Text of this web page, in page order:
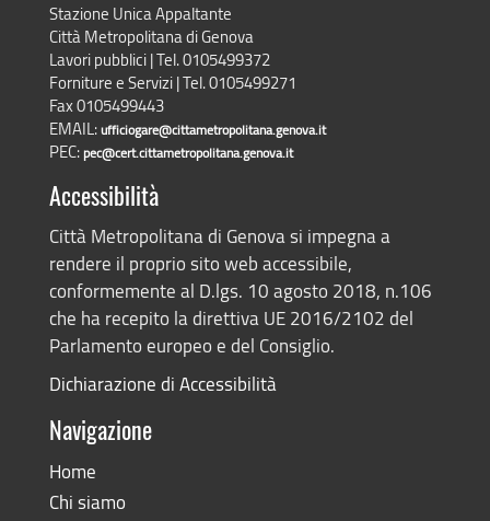
Stazione Unica Appaltante
Città Metropolitana di Genova
Lavori pubblici | Tel. 0105499372
Forniture e Servizi | Tel. 0105499271
Fax 0105499443
EMAIL:ufficiogare@cittametropolitana.genova.it
PEC:pec@cert.cittametropolitana.genova.it
Accessibilità
Città Metropolitana di Genova si impegna a
rendere il proprio sito web accessibile,
conformemente al D.lgs. 10 agosto 2018, n.106
che ha recepito la direttiva UE 2016/2102 del
Parlamento europeo e del Consiglio.
Dichiarazione di Accessibilità
Navigazione
Home
Chi siamo